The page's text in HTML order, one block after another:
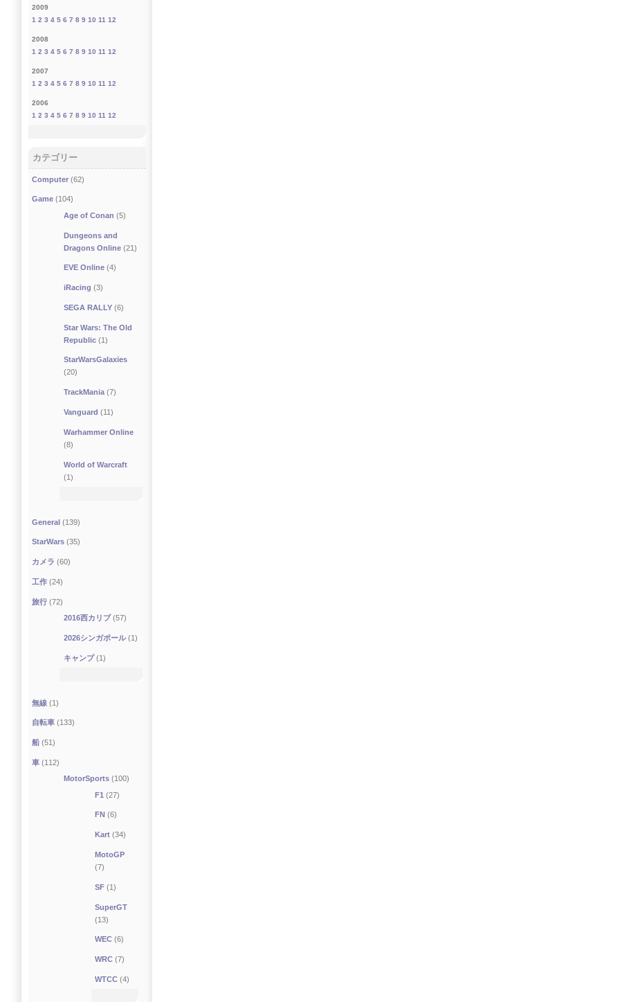
2009
1 2 3 4 5 6 7 8 9 10 11 12
2008
1 2 3 4 5 6 7 8 9 10 11 12
2007
1 2 3 4 5 6 7 8 9 10 11 12
2006
1 2 3 4 5 6 7 8 9 10 11 12
カテゴリー
Computer (62)
Game (104)
Age of Conan (5)
Dungeons and
Dragons Online(21)
EVE Online(4)
iRacing (3)
SEGA RALLY(6)
Star Wars: The Old
Republic(1)
StarWarsGalaxies
(20)
TrackMania(7)
Vanguard (11)
Warhammer Online
(8)
World of Warcraft
(1)
General (139)
StarWars (35)
カメラ (60)
工作 (24)
旅行 (72)
2016西カリブ(57)
2026シンガポール(1)
キャンプ(1)
無線 (1)
自転車 (133)
船 (51)
車 (112)
MotorSports(100)
F1 (27)
FN (6)
Kart (34)
MotoGP
(7)
SF (1)
SuperGT
(13)
WEC (6)
WRC (7)
WTCC (4)